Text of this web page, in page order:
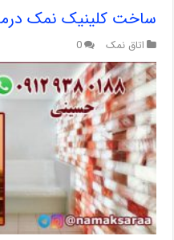
ساخت کلینیک نمک
اتاق نمک 0